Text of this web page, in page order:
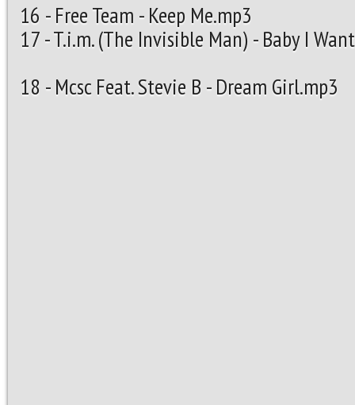
16 - Free Team -
17 - T.i.m. (The Invisible Man) -
18 - Mcsc Feat. Stevie B - Dream Girl.mp3